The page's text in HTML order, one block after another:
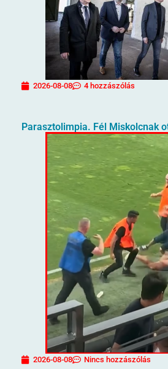
2026-08-08 4 hozzászólás
Parasztolimpia. Fél Miskolcnak
2026-08-08 Nincs hozzászólás